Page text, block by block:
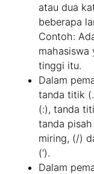
atau dua
beberapa
Contoh:
mahasiswa
tinggi itu.
Dalam
tanda titik
(:), tanda
tanda
miring, (/)
(‘).
Dalam